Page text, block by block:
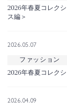
2026年春夏コレク
ス編＞
2026.05.07
ファッション
2026年春夏コレク
2026.04.09